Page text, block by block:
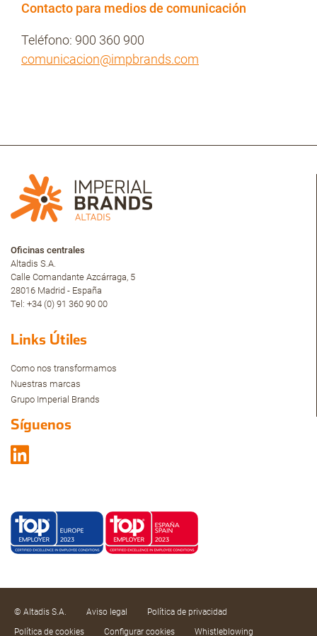
Contacto para medios de comunicación
Teléfono: 900 360 900
comunicacion@impbrands.com
Oficinas centrales
Altadis S.A.
Calle Comandante Azcárraga, 5
28016 Madrid - España
Tel: +34 (0) 91 360 90 00
Links Útiles
Como nos transformamos
Nuestras marcas
Grupo Imperial Brands
Síguenos
© Altadis S.A. Aviso legal
Política de privacidad
Política de cookies
Configurar cookies Whistleblowing